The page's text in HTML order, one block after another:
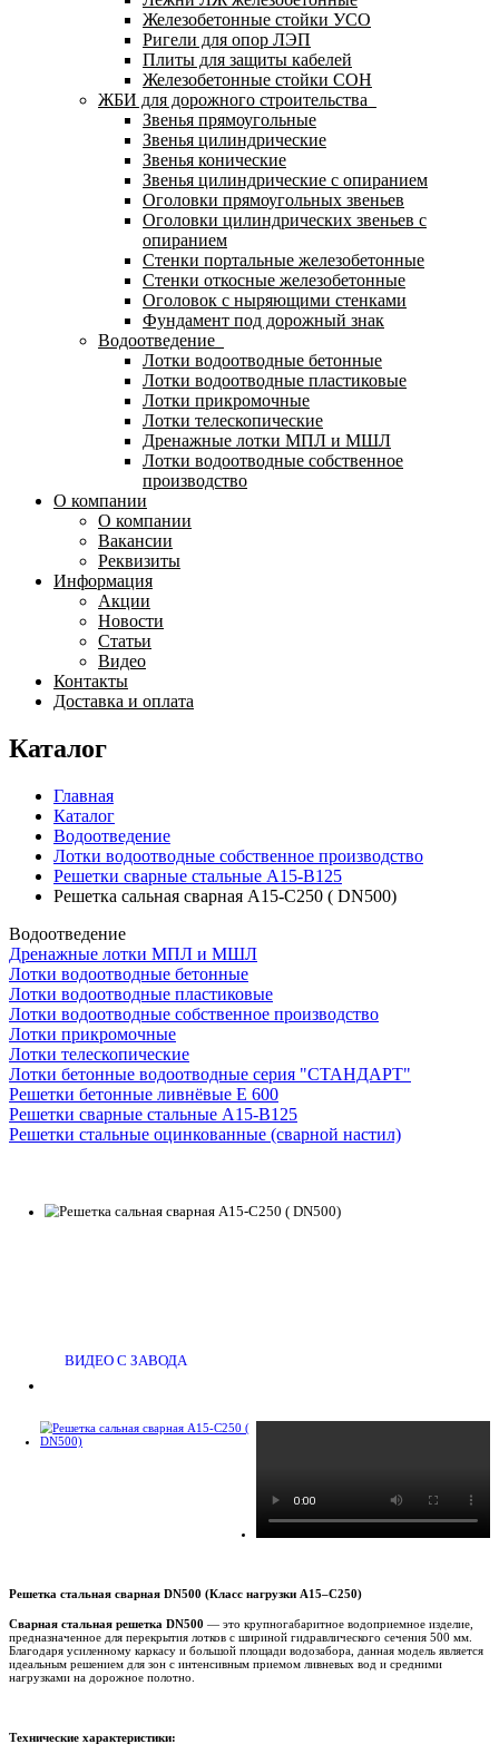
Железобетонные стойки УСО
Ригели для опор ЛЭП
Плиты для защиты кабелей
Железобетонные стойки СОН
ЖБИ для дорожного строительства
Звенья прямоугольные
Звенья цилиндрические
Звенья конические
Звенья цилиндрические с опиранием
Оголовки прямоугольных звеньев
Оголовки цилиндрических звеньев с
опиранием
Стенки портальные железобетонные
Стенки откосные железобетонные
Оголовок с ныряющими стенками
Фундамент под дорожный знак
Водоотведение
Лотки водоотводные бетонные
Лотки водоотводные пластиковые
Лотки прикромочные
Лотки телескопические
Дренажные лотки МПЛ и МШЛ
Лотки водоотводные собственное
производство
О компании
О компании
Вакансии
Реквизиты
Информация
Акции
Новости
Статьи
Видео
Контакты
Доставка и оплата
Каталог
Главная
Каталог
Водоотведение
Лотки водоотводные собственное производство
Решетки сварные стальные А15-В125
Решетка сальная сварная А15-С250 ( DN500)
Водоотведение
Дренажные лотки МПЛ и МШЛ
Лотки водоотводные бетонные
Лотки водоотводные пластиковые
Лотки водоотводные собственное производство
Лотки прикромочные
Лотки телескопические
Лотки бетонные водоотводные серия "СТАНДАРТ"
Решетки бетонные ливнёвые Е 600
Решетки сварные стальные А15-В125
Решетки стальные оцинкованные (сварной настил)